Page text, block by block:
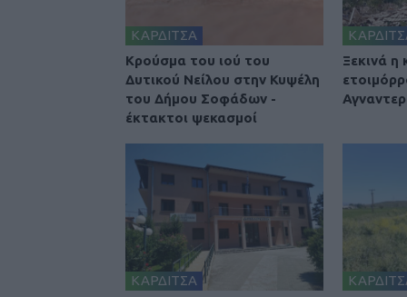
ΚΑΡΔΙΤΣΑ
Κρούσμα του ιού του
Δυτικού Νείλου στην Κυψέλη
του Δήμου Σοφάδων -
έκτακτοι ψεκασμοί
Ξεκινά η
ΚΑΡΔΙΤΣΑ